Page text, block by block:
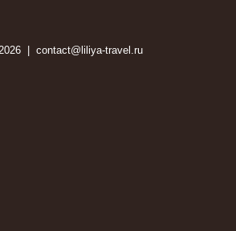
| contact@liliya-travel.ru